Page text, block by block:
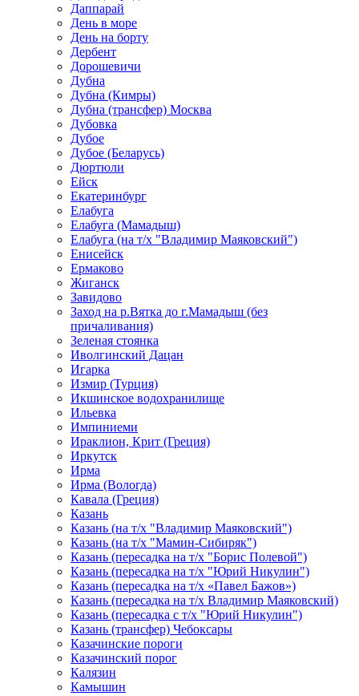
Даппарай
День в море
День на борту
Дербент
Дорошевичи
Дубна
Дубна (Кимры)
Дубна (трансфер) Москва
Дубовка
Дубое
Дубое (Беларусь)
Дюртюли
Ейск
Екатеринбург
Елабуга
Елабуга (Мамадыш)
Елабуга (на т/х "Владимир Маяковский")
Енисейск
Ермаково
Жиганск
Завидово
Заход на р.Вятка до г.Мамадыш (без
причаливания)
Зеленая стоянка
Иволгинский Дацан
Игарка
Измир (Турция)
Икшинское водохранилище
Ильевка
Импиниеми
Ираклион, Крит (Греция)
Иркутск
Ирма
Ирма (Вологда)
Кавала (Греция)
Казань
Казань (на т/х "Владимир Маяковский")
Казань (на т/х "Мамин-Сибиряк")
Казань (пересадка на т/х "Борис Полевой")
Казань (пересадка на т/х "Юрий Никулин")
Казань (пересадка на т/х «Павел Бажов»)
Казань (пересадка на т/х Владимир Маяковский)
Казань (пересадка с т/х "Юрий Никулин")
Казань (трансфер) Чебоксары
Казачинские пороги
Казачинский порог
Калязин
Камышин